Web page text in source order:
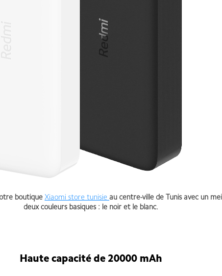
boutique Xiaomi store tunisie au centre-ville de Tunis avec un
deux couleurs basiques : le noir et le blanc.
Haute capacité de 20000 mAh